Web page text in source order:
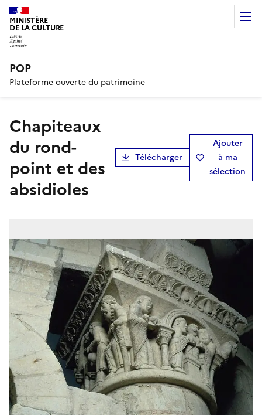
MINISTÈRE
DE LA CULTURE
POP
Plateforme ouverte du patrimoine
chapiteaux
du rond-
point et des
absidioles
Télécharger
Ajouter
à ma
sélection